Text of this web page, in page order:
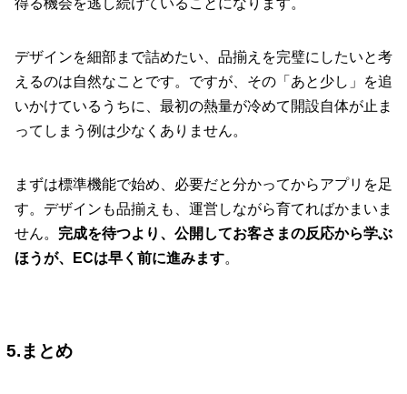
デザインを細部まで詰めたい、品揃えを完璧にしたいと考
えるのは自然なことです。ですが、その「あと少し」を追
いかけているうちに、最初の熱量が冷めて開設自体が止ま
ってしまう例は少なくありません。
まずは標準機能で始め、必要だと分かってからアプリを足
す。デザインも品揃えも、運営しながら育てればかまいま
せん。 完成を待つより、公開してお客さまの反応から学ぶ
ほうが、ECは早く前に進みます。
5.まとめ